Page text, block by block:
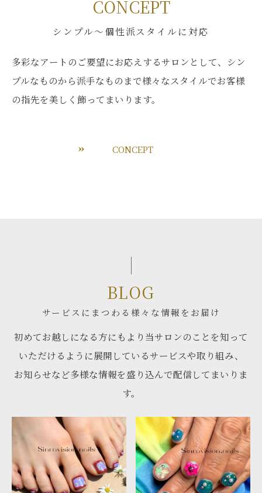
CONCEPT
シンプル～個性派スタイルに対応
多彩なアートのご要望にお応えするサロンとして、シン
プルなものから派手なものまで様々なスタイルでお客様
の指先を美しく飾ってまいります。
CONCEPT
サービスにまつわる様々な情報をお届け
BLOG
初めてお越しになる方にもより当サロンのことを知って
いただけるように展開しているサービスや取り組み、
お知らせなど多様な情報を盛り込んで配信してまいりま
す。